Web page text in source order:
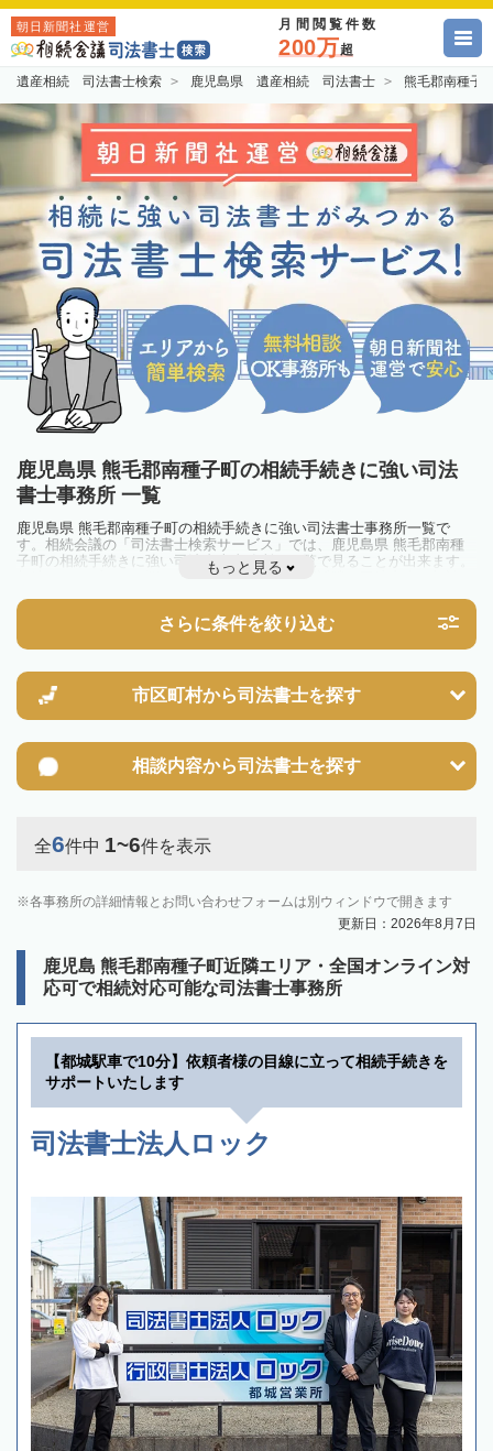
朝日新聞社運営 月間閲覧件数
200万超
遺産相続 司法書士検索 鹿児島県 遺産相続 司法書士 熊毛郡南種
鹿児島県 熊毛郡南種子町の相続手続きに強い司法
書士事務所 一覧
鹿児島県 熊毛郡南種子町の相続手続きに強い司法書士事務所一覧で
す。相続会議の「司法書士検索サービス」では、鹿児島県 熊毛郡南種
子町の相続手続きに強い司法書士事務所を一覧で見ることが出来ます。
相続のトラブルやお悩みを抱えている方は一度近隣の司法書士に相談し
もっと見る
さらに条件を絞り込む
市区町村から司法書士を探す
相談内容から司法書士を探す
全6件中 1~6件を表示
各事務所の詳細情報とお問い合わせフォームは別ウィンドウで開きます
更新日：2026年8月7日
鹿児島 熊毛郡南種子町近隣エリア・全国オンライン対
応可で相続対応可能な司法書士事務所
【都城駅車で10分】依頼者様の目線に立って相続手続きを
サポートいたします
司法書士法人ロック